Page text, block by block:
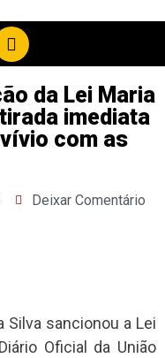
da Lei Maria
imediata
com as
Deixar Comentário
Silva sancionou a Lei
Oficial da União